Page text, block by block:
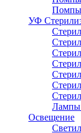
Помпы
УФ
Лампы
Освещение